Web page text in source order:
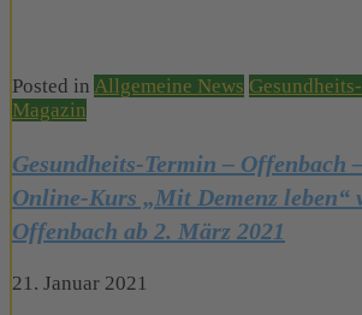
Posted in Allgemeine News
Magazin
Gesundheits-Termin – Offenbach
Online-Kurs „Mit Demenz leben“
Offenbach ab 2. März 2021
21. Januar 2021